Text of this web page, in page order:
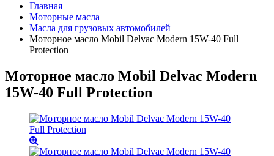
Главная
Моторные масла
Масла для грузовых автомобилей
Моторное масло Mobil Delvac Modern 15W-40 Full
Protection
Моторное масло Mobil Delvac Modern
15W-40 Full Protection